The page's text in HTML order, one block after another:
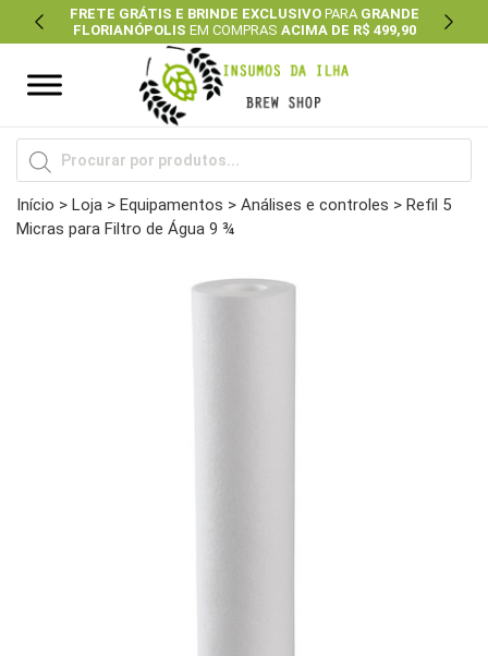
FRETE GRÁTIS E BRINDE EXCLUSIVOPARA GRANDE
FLORIANÓPOLIS EM COMPRAS ACIMA DE R$ 499,90
Previous Next
Pesquisar
produtos
Início > Loja > Equipamentos > Análises e controles > Refil 5
Micras para Filtro de Água 9 ¾